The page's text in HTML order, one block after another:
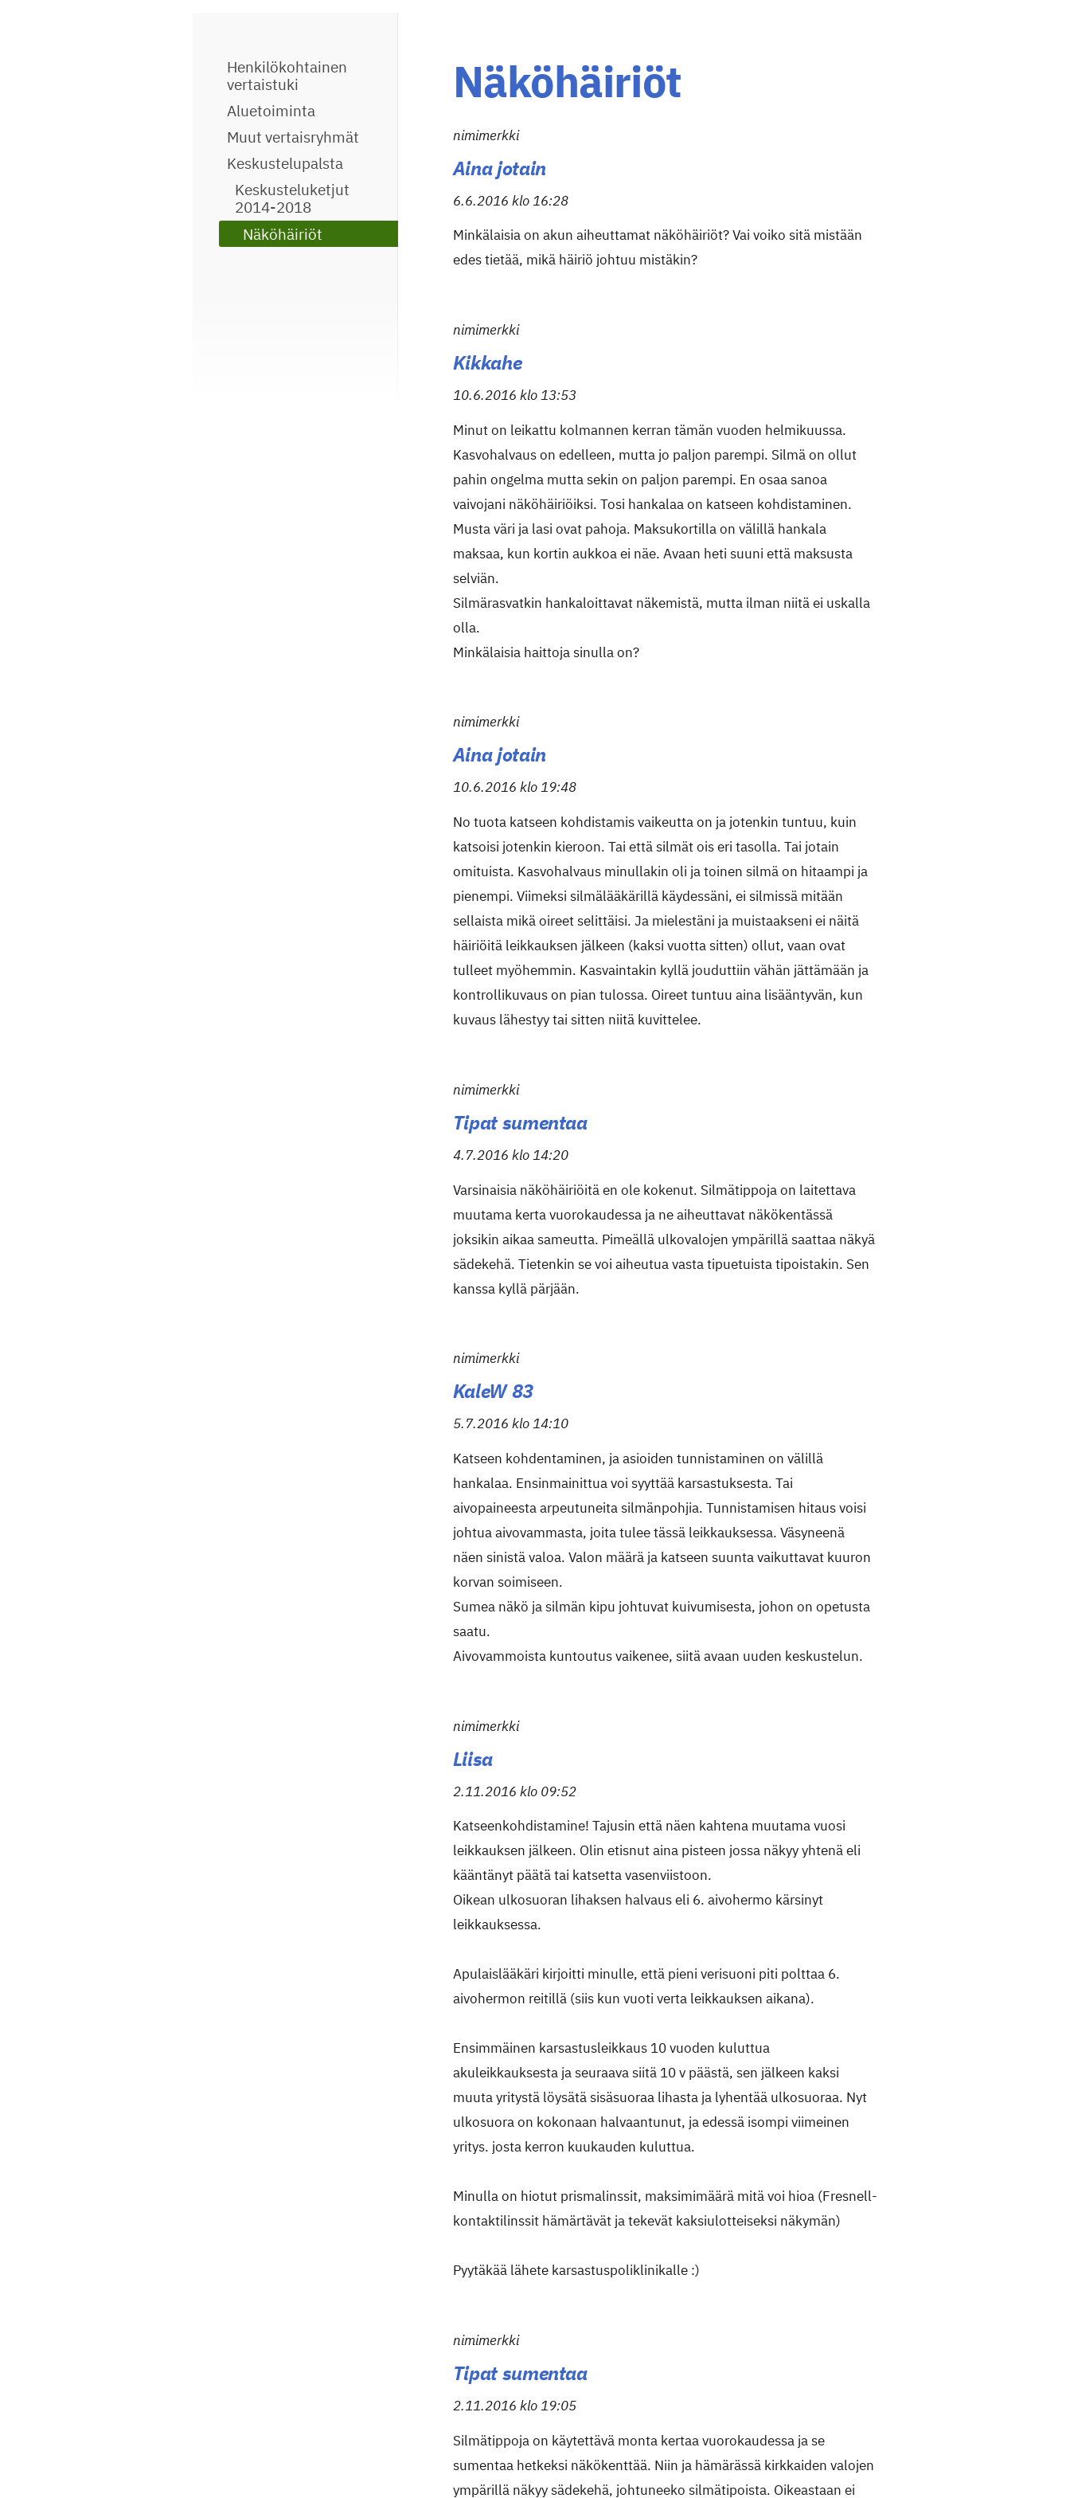
Henkilökohtainen
vertaistuki
Aluetoiminta
Muut vertaisryhmät
Keskustelupalsta
Keskusteluketjut
2014-2018
Näköhäiriöt
Näköhäiriöt
nimimerkki
Aina jotain
6.6.2016 klo 16:28
Minkälaisia on akun aiheuttamat näköhäiriöt? Vai voiko sitä mistään
edes tietää, mikä häiriö johtuu mistäkin?
nimimerkki
Kikkahe
10.6.2016 klo 13:53
Minut on leikattu kolmannen kerran tämän vuoden helmikuussa.
Kasvohalvaus on edelleen, mutta jo paljon parempi. Silmä on ollut
pahin ongelma mutta sekin on paljon parempi. En osaa sanoa
vaivojani näköhäiriöiksi. Tosi hankalaa on katseen kohdistaminen.
Musta väri ja lasi ovat pahoja. Maksukortilla on välillä hankala
maksaa, kun kortin aukkoa ei näe. Avaan heti suuni että maksusta
selviän.
Silmärasvatkin hankaloittavat näkemistä, mutta ilman niitä ei uskalla
olla.
Minkälaisia haittoja sinulla on?
nimimerkki
Aina jotain
10.6.2016 klo 19:48
No tuota katseen kohdistamis vaikeutta on ja jotenkin tuntuu, kuin
katsoisi jotenkin kieroon. Tai että silmät ois eri tasolla. Tai jotain
omituista. Kasvohalvaus minullakin oli ja toinen silmä on hitaampi ja
pienempi. Viimeksi silmälääkärillä käydessäni, ei silmissä mitään
sellaista mikä oireet selittäisi. Ja mielestäni ja muistaakseni ei näitä
häiriöitä leikkauksen jälkeen (kaksi vuotta sitten) ollut, vaan ovat
tulleet myöhemmin. Kasvaintakin kyllä jouduttiin vähän jättämään ja
kontrollikuvaus on pian tulossa. Oireet tuntuu aina lisääntyvän, kun
kuvaus lähestyy tai sitten niitä kuvittelee.
nimimerkki
Tipat sumentaa
4.7.2016 klo 14:20
Varsinaisia näköhäiriöitä en ole kokenut. Silmätippoja on laitettava
muutama kerta vuorokaudessa ja ne aiheuttavat näkökentässä
joksikin aikaa sameutta. Pimeällä ulkovalojen ympärillä saattaa näkyä
sädekehä. Tietenkin se voi aiheutua vasta tipuetuista tipoistakin. Sen
kanssa kyllä pärjään.
nimimerkki
KaleW 83
5.7.2016 klo 14:10
Katseen kohdentaminen, ja asioiden tunnistaminen on välillä
hankalaa. Ensinmainittua voi syyttää karsastuksesta. Tai
aivopaineesta arpeutuneita silmänpohjia. Tunnistamisen hitaus voisi
johtua aivovammasta, joita tulee tässä leikkauksessa. Väsyneenä
näen sinistä valoa. Valon määrä ja katseen suunta vaikuttavat kuuron
korvan soimiseen.
Sumea näkö ja silmän kipu johtuvat kuivumisesta, johon on opetusta
saatu.
Aivovammoista kuntoutus vaikenee, siitä avaan uuden keskustelun.
nimimerkki
Liisa
2.11.2016 klo 09:52
Katseenkohdistamine! Tajusin että näen kahtena muutama vuosi
leikkauksen jälkeen. Olin etisnut aina pisteen jossa näkyy yhtenä eli
kääntänyt päätä tai katsetta vasenviistoon.
Oikean ulkosuoran lihaksen halvaus eli 6. aivohermo kärsinyt
leikkauksessa.
Apulaislääkäri kirjoitti minulle, että pieni verisuoni piti polttaa 6.
aivohermon reitillä (siis kun vuoti verta leikkauksen aikana).
Ensimmäinen karsastusleikkaus 10 vuoden kuluttua
akuleikkauksesta ja seuraava siitä 10 v päästä, sen jälkeen kaksi
muuta yritystä löysätä sisäsuoraa lihasta ja lyhentää ulkosuoraa. Nyt
ulkosuora on kokonaan halvaantunut, ja edessä isompi viimeinen
yritys. josta kerron kuukauden kuluttua.
Minulla on hiotut prismalinssit, maksimimäärä mitä voi hioa (Fresnell-
kontaktilinssit hämärtävät ja tekevät kaksiulotteiseksi näkymän)
Pyytäkää lähete karsastuspoliklinikalle :)
nimimerkki
Tipat sumentaa
2.11.2016 klo 19:05
Silmätippoja on käytettävä monta kertaa vuorokaudessa ja se
sumentaa hetkeksi näkökenttää. Niin ja hämärässä kirkkaiden valojen
ympärillä näkyy sädekehä, johtuneeko silmätipoista. Oikeastaan ei